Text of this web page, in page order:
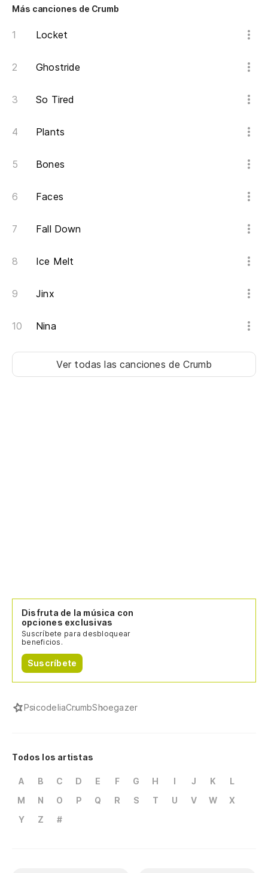
Más canciones de Crumb
Locket
Ghostride
So Tired
Plants
Bones
Faces
Fall Down
Ice Melt
Jinx
Nina
Ver todas las canciones de Crumb
Disfruta de la música con
opciones exclusivas
Suscríbete para desbloquear
beneficios.
Suscríbete
PsicodeliaCrumbShoegazer
Todos los artistas
A B C D E F G H I J K
L
M
N O P Q R S T U V W
X
Y
Z #